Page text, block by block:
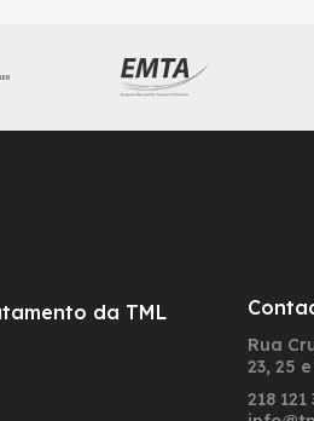
da TML
Rua
23, 25
218